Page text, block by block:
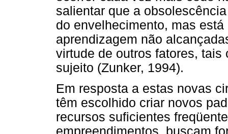
salientar que a
do envelhecimento, mas
aprendizagem não
virtude de outros fatores,
sujeito (Zunker, 1994).
Em resposta a estas novas
têm escolhido criar novos
recursos suficientes
empreendimentos, buscam